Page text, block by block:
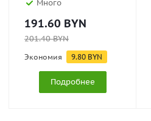
Много
191.60 BYN
201.40BYN
Экономия 9.80 BYN
Подробнее